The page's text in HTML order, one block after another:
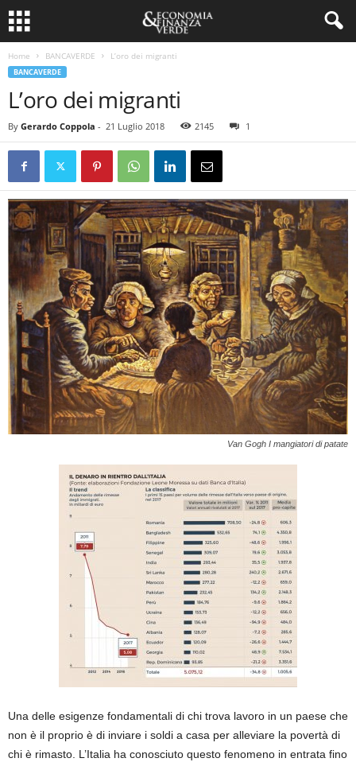
Home BANCAVERDE L’oro dei migranti
BANCAVERDE
L’oro dei migranti
By Gerardo Coppola - 21 Luglio 2018 2145 1
Van Gogh I mangiatori di patate
Una delle esigenze fondamentali di chi trova lavoro in un paese che
non è il proprio è di inviare i soldi a casa per alleviare la povertà di
chi è rimasto. L’Italia ha conosciuto questo fenomeno in entrata fino